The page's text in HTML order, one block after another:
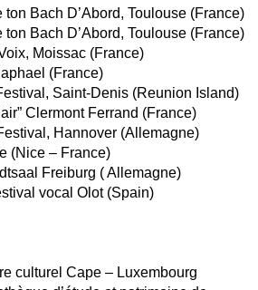
Bach D’Abord, Toulouse (France)
Bach D’Abord, Toulouse (France)
Moissac (France)
(France)
Saint-Denis (Reunion Island)
Clermont Ferrand (France)
Hannover (Allemagne)
(Nice – France)
Freiburg ( Allemagne)
vocal Olot (Spain)
culturel Cape – Luxembourg